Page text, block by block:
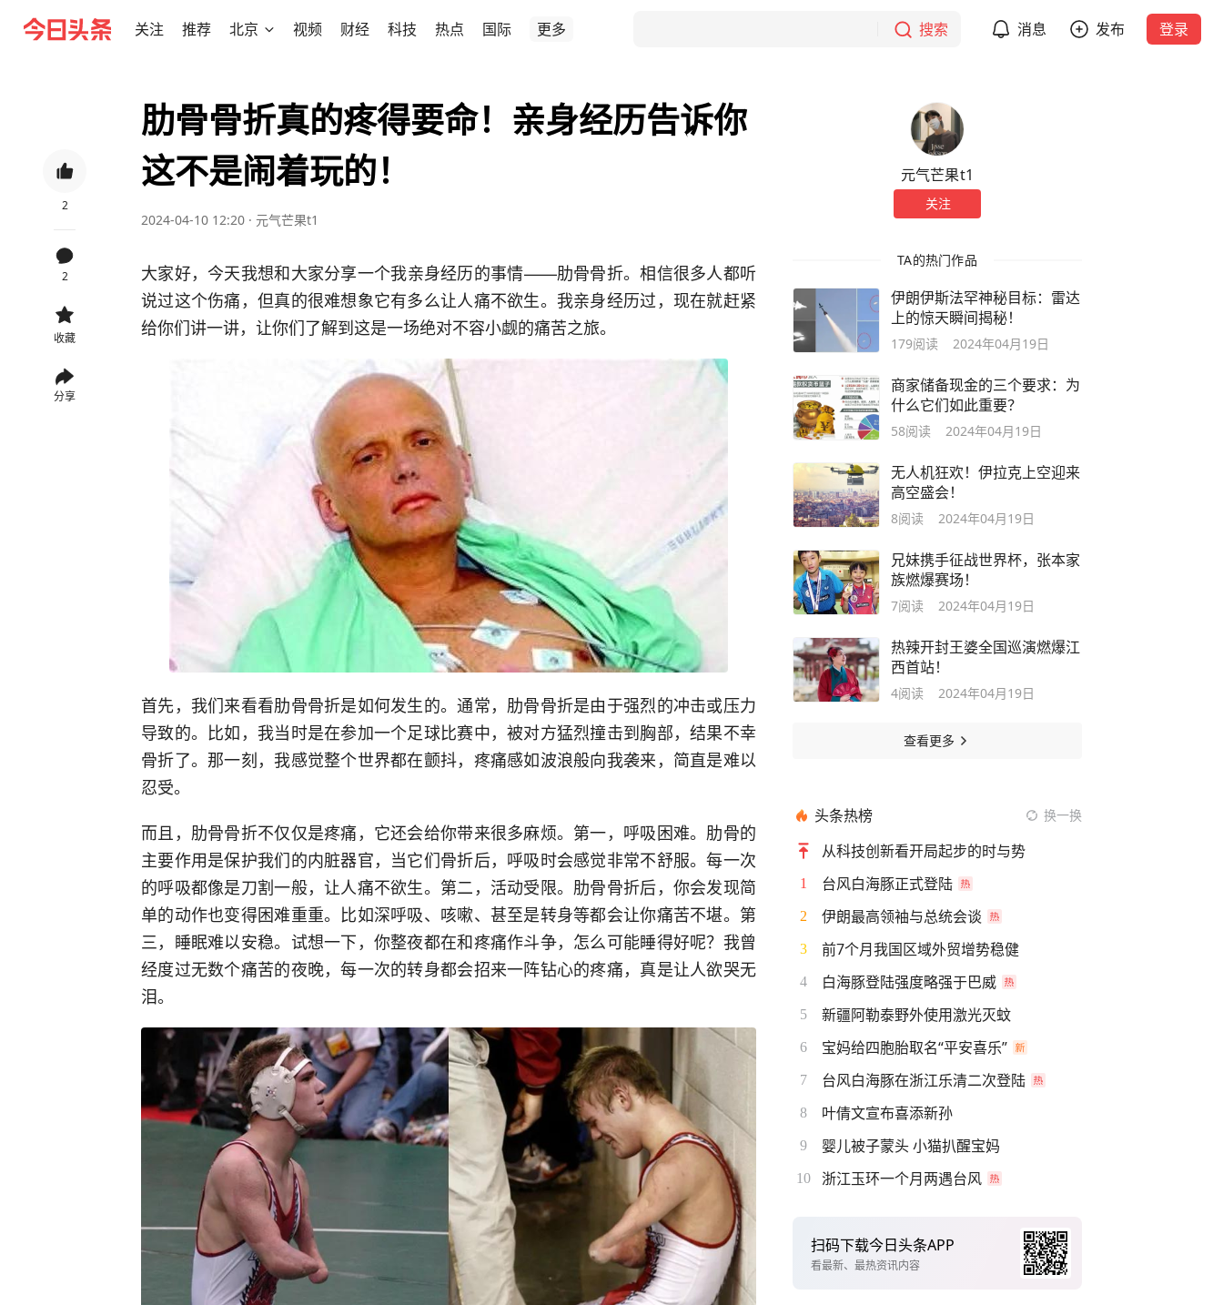
关注 推荐 北京 视频 财经 科技 热点 国际 更多 搜索 消息 发布 登录
2
2
收藏
分享
肋骨骨折真的疼得要命！亲身经历告诉你
这不是闹着玩的！
2024-04-10 12:20 · 元气芒果t1
大家好，今天我想和大家分享一个我亲身经历的事情——肋骨骨折。相信很多人都听
说过这个伤痛，但真的很难想象它有多么让人痛不欲生。我亲身经历过，现在就赶紧
给你们讲一讲，让你们了解到这是一场绝对不容小觑的痛苦之旅。
首先，我们来看看肋骨骨折是如何发生的。通常，肋骨骨折是由于强烈的冲击或压力
导致的。比如，我当时是在参加一个足球比赛中，被对方猛烈撞击到胸部，结果不幸
骨折了。那一刻，我感觉整个世界都在颤抖，疼痛感如波浪般向我袭来，简直是难以
忍受。
而且，肋骨骨折不仅仅是疼痛，它还会给你带来很多麻烦。第一，呼吸困难。肋骨的
主要作用是保护我们的内脏器官，当它们骨折后，呼吸时会感觉非常不舒服。每一次
的呼吸都像是刀割一般，让人痛不欲生。第二，活动受限。肋骨骨折后，你会发现简
单的动作也变得困难重重。比如深呼吸、咳嗽、甚至是转身等都会让你痛苦不堪。第
三，睡眠难以安稳。试想一下，你整夜都在和疼痛作斗争，怎么可能睡得好呢？我曾
经度过无数个痛苦的夜晚，每一次的转身都会招来一阵钻心的疼痛，真是让人欲哭无
泪。
元气芒果t1
关注
TA的热门作品
伊朗伊斯法罕神秘目标：雷达
上的惊天瞬间揭秘！
179阅读 2024年04月19日
商家储备现金的三个要求：为
什么它们如此重要？
58阅读 2024年04月19日
无人机狂欢！伊拉克上空迎来
高空盛会！
8阅读 2024年04月19日
兄妹携手征战世界杯，张本家
族燃爆赛场！
7阅读 2024年04月19日
热辣开封王婆全国巡演燃爆江
西首站！
4阅读 2024年04月19日
查看更多
头条热榜 换一换
从科技创新看开局起步的时与势
1 台风白海豚正式登陆
2 伊朗最高领袖与总统会谈
3 前7个月我国区域外贸增势稳健
4 白海豚登陆强度略强于巴威
5 新疆阿勒泰野外使用激光灭蚊
6 宝妈给四胞胎取名“平安喜乐”
7 台风白海豚在浙江乐清二次登陆
8 叶倩文宣布喜添新孙
9 婴儿被子蒙头 小猫扒醒宝妈
10 浙江玉环一个月两遇台风
扫码下载今日头条APP
看最新、最热资讯内容